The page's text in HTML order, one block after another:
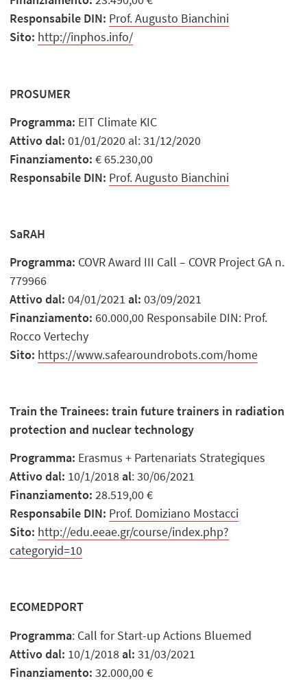
Responsabile DIN: Prof. Augusto Bianchini
Sito: http://inphos.info/
PROSUMER
Programma: EIT Climate KIC
Attivo dal: 01/01/2020 al: 31/12/2020
Finanziamento: € 65.230,00
Responsabile DIN: Prof. Augusto Bianchini
SaRAH
Programma: COVR Award III Call – COVR Project GA n.
779966
Attivo dal: 04/01/2021al: 03/09/2021
Finanziamento: 60.000,00 Responsabile DIN: Prof.
Rocco Vertechy
Sito: https://www.safearoundrobots.com/home
Train the Trainees: train future trainers in radiation
protection and nuclear technology
Programma: Erasmus + Partenariats Strategiques
Attivo dal: 10/1/2018al: 30/06/2021
Finanziamento: 28.519,00 €
Responsabile DIN: Prof. Domiziano Mostacci
Sito: http://edu.eeae.gr/course/index.php?
categoryid=10
ECOMEDPORT
Programma: Call for Start-up Actions Bluemed
Attivo dal: 10/1/2018al: 31/03/2021
Finanziamento: 32.000,00 €